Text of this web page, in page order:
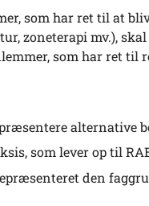
som har ret til at
zoneterapi mv.),
som har ret til
alternative
som lever op til
den